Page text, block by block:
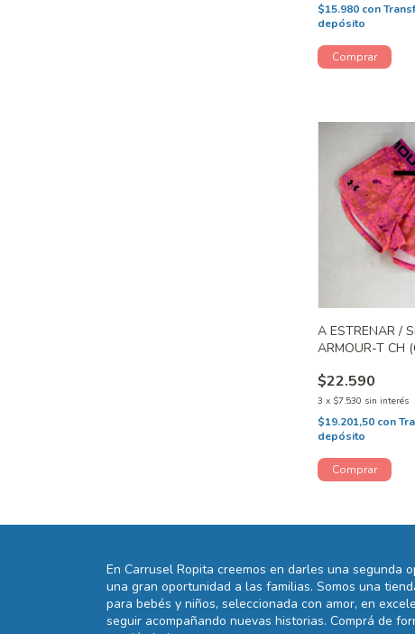
$15.980 con
depósito
A ESTRENAR /
ARMOUR-T CH
$22.590
3 x $7.530 sin interés
$19.201,50 con
depósito
En Carrusel Ropita creemos en darles una segunda
una gran oportunidad a las familias. Somos una
para bebés y niños, seleccionada con amor, en
seguir acompañando nuevas historias. Comprá de